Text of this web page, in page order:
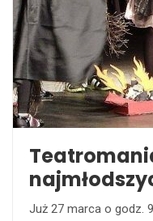
Już 27 marca o godz.